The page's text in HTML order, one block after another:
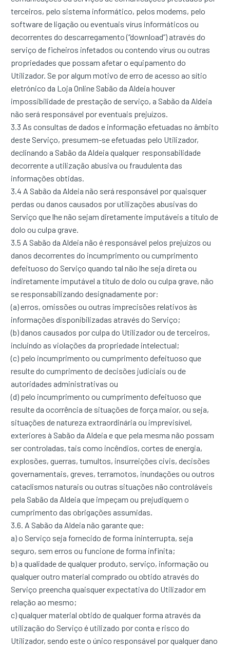
terceiros, pelo sistema informático, pelos modems, pelo
software de ligação ou eventuais vírus informáticos ou
decorrentes do descarregamento (“download”) através do
serviço de ficheiros infetados ou contendo vírus ou outras
propriedades que possam afetar o equipamento do
Utilizador. Se por algum motivo de erro de acesso ao sítio
eletrónico da Loja Online Sabão da Aldeia houver
impossibilidade de prestação de serviço, a Sabão da Aldeia
não será responsável por eventuais prejuízos.
3.3 As consultas de dados e informação efetuadas no âmbito
deste Serviço, presumem-se efetuadas pelo Utilizador,
declinando a Sabão da Aldeia qualquer responsabilidade
decorrente a utilização abusiva ou fraudulenta das
informações obtidas.
3.4 A Sabão da Aldeia não será responsável por quaisquer
perdas ou danos causados por utilizações abusivas do
Serviço que lhe não sejam diretamente imputáveis a título de
dolo ou culpa grave.
3.5 A Sabão da Aldeia não é responsável pelos prejuízos ou
danos decorrentes do incumprimento ou cumprimento
defeituoso do Serviço quando tal não lhe seja direta ou
indiretamente imputável a título de dolo ou culpa grave, não
se responsabilizando designadamente por:
(a) erros, omissões ou outras imprecisões relativos às
informações disponibilizadas através do Serviço;
(b) danos causados por culpa do Utilizador ou de terceiros,
incluindo as violações da propriedade intelectual;
(c) pelo incumprimento ou cumprimento defeituoso que
resulte do cumprimento de decisões judiciais ou de
autoridades administrativas ou
(d) pelo incumprimento ou cumprimento defeituoso que
resulte da ocorrência de situações de força maior, ou seja,
situações de natureza extraordinária ou imprevisível,
exteriores à Sabão da Aldeia e que pela mesma não possam
ser controladas, tais como incêndios, cortes de energia,
explosões, guerras, tumultos, insurreições civis, decisões
governamentais, greves, terramotos, inundações ou outros
cataclismos naturais ou outras situações não controláveis
pela Sabão da Aldeia que impeçam ou prejudiquem o
cumprimento das obrigações assumidas.
3.6. A Sabão da Aldeia não garante que:
a) o Serviço seja fornecido de forma ininterrupta, seja
seguro, sem erros ou funcione de forma infinita;
b) a qualidade de qualquer produto, serviço, informação ou
qualquer outro material comprado ou obtido através do
Serviço preencha quaisquer expectativa do Utilizador em
relação ao mesmo;
c) qualquer material obtido de qualquer forma através da
utilização do Serviço é utilizado por conta e risco do
Utilizador, sendo este o único responsável por qualquer dano